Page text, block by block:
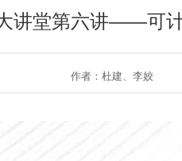
讲堂第六讲——可
作者：杜建、李姣